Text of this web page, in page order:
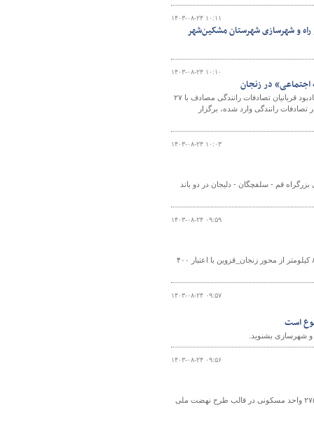
۱۴۰۳-۰۸-۲۴ ۱۰:۱۱
راه و شهرسازی شهرستان مشکین‌شهر
۱۴۰۳-۰۸-۲۴ ۱۰:۱۰
اجتماعی» در زنجان
رئیس اداره ایمنی و ترافیک راهداری و حمل و نقل جاده‌ای استان زنجان گفت: روز جهانی یادبود قربانیان تصادفات رانندگی مصادف با ۲۷
تصادفات رانندگی وارد شده، برگزار
۱۴۰۳-۰۸-۲۴ ۱۰:۰۳
قم - سلفچگان - دلیجان در دو باند
۱۴۰۳-۰۸-۲۴ ۰۹:۵۹
مدیر کل راهداری و حمل و نقل جاده ای استان زنجان از اجرای عملیات روکش آسفالت ۸۰ کیلومتر از محور زنجان_قزوین با اعتبار ۴۰۰
۱۴۰۳-۰۸-۲۴ ۰۹:۵۷
و شهرسازی بشنوید.
۱۴۰۳-۰۸-۲۴ ۰۹:۵۶
رئیس اداره راه و شهرسازی شهرستان مشکین‌شهر از تامین ۱۱ هکتار زمین جهت احداث ۲۷۵ واحد مسکونی در قالب طرح نهضت ملی